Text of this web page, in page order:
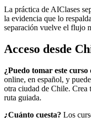
La práctica de AIClases
la evidencia que lo
separación vuelve el flujo
Acceso desde
¿Puedo tomar este curso
online, en español, y
otra ciudad de Chile. Crea
ruta guiada.
¿Cuánto cuesta? Los